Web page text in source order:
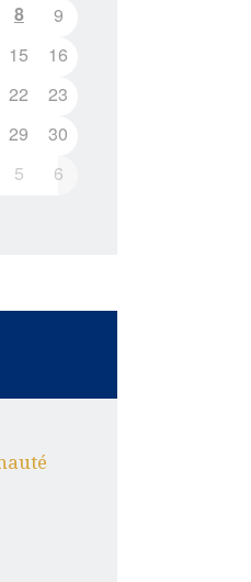
8
9
15
16
22
23
29
30
5 6